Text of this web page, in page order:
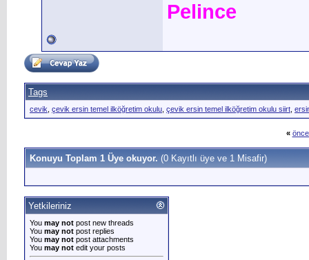
Pelince
Tags
cevik çevik ersin temel ilköğretim okulu çevik ersin temel ilköğretim okulu siirt
«
Konuyu Toplam 1 Üye okuyor. (0 Kayıtlı üye ve 1 Misafir)
Yetkileriniz
You may not post new threads
You may not post replies
You may not post attachments
You may not edit your posts